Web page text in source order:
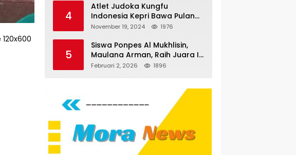
4
Atlet Judoka Kungfu
Indonesia Kepri Bawa Pulang
11 Medali Pra Fornas bogor, 3
November 19, 2024 1976
5
Siswa Ponpes Al Mukhlisin,
Maulana Arman, Raih Juara I
Taekwondo Junior Putra di
Februari 2, 2026 1896